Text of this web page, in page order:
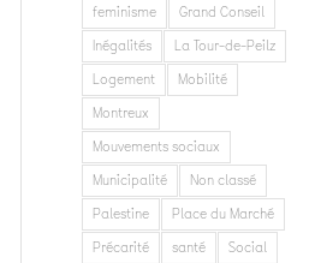
feminisme
Grand Conseil
Inégalités
La Tour-de-Peilz
Logement
Mobilité
Montreux
Mouvements sociaux
Municipalité
Non classé
Palestine
Place du Marché
Précarité
santé
Social